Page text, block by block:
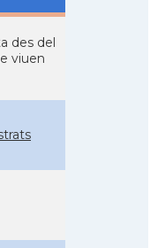
des del
viuen